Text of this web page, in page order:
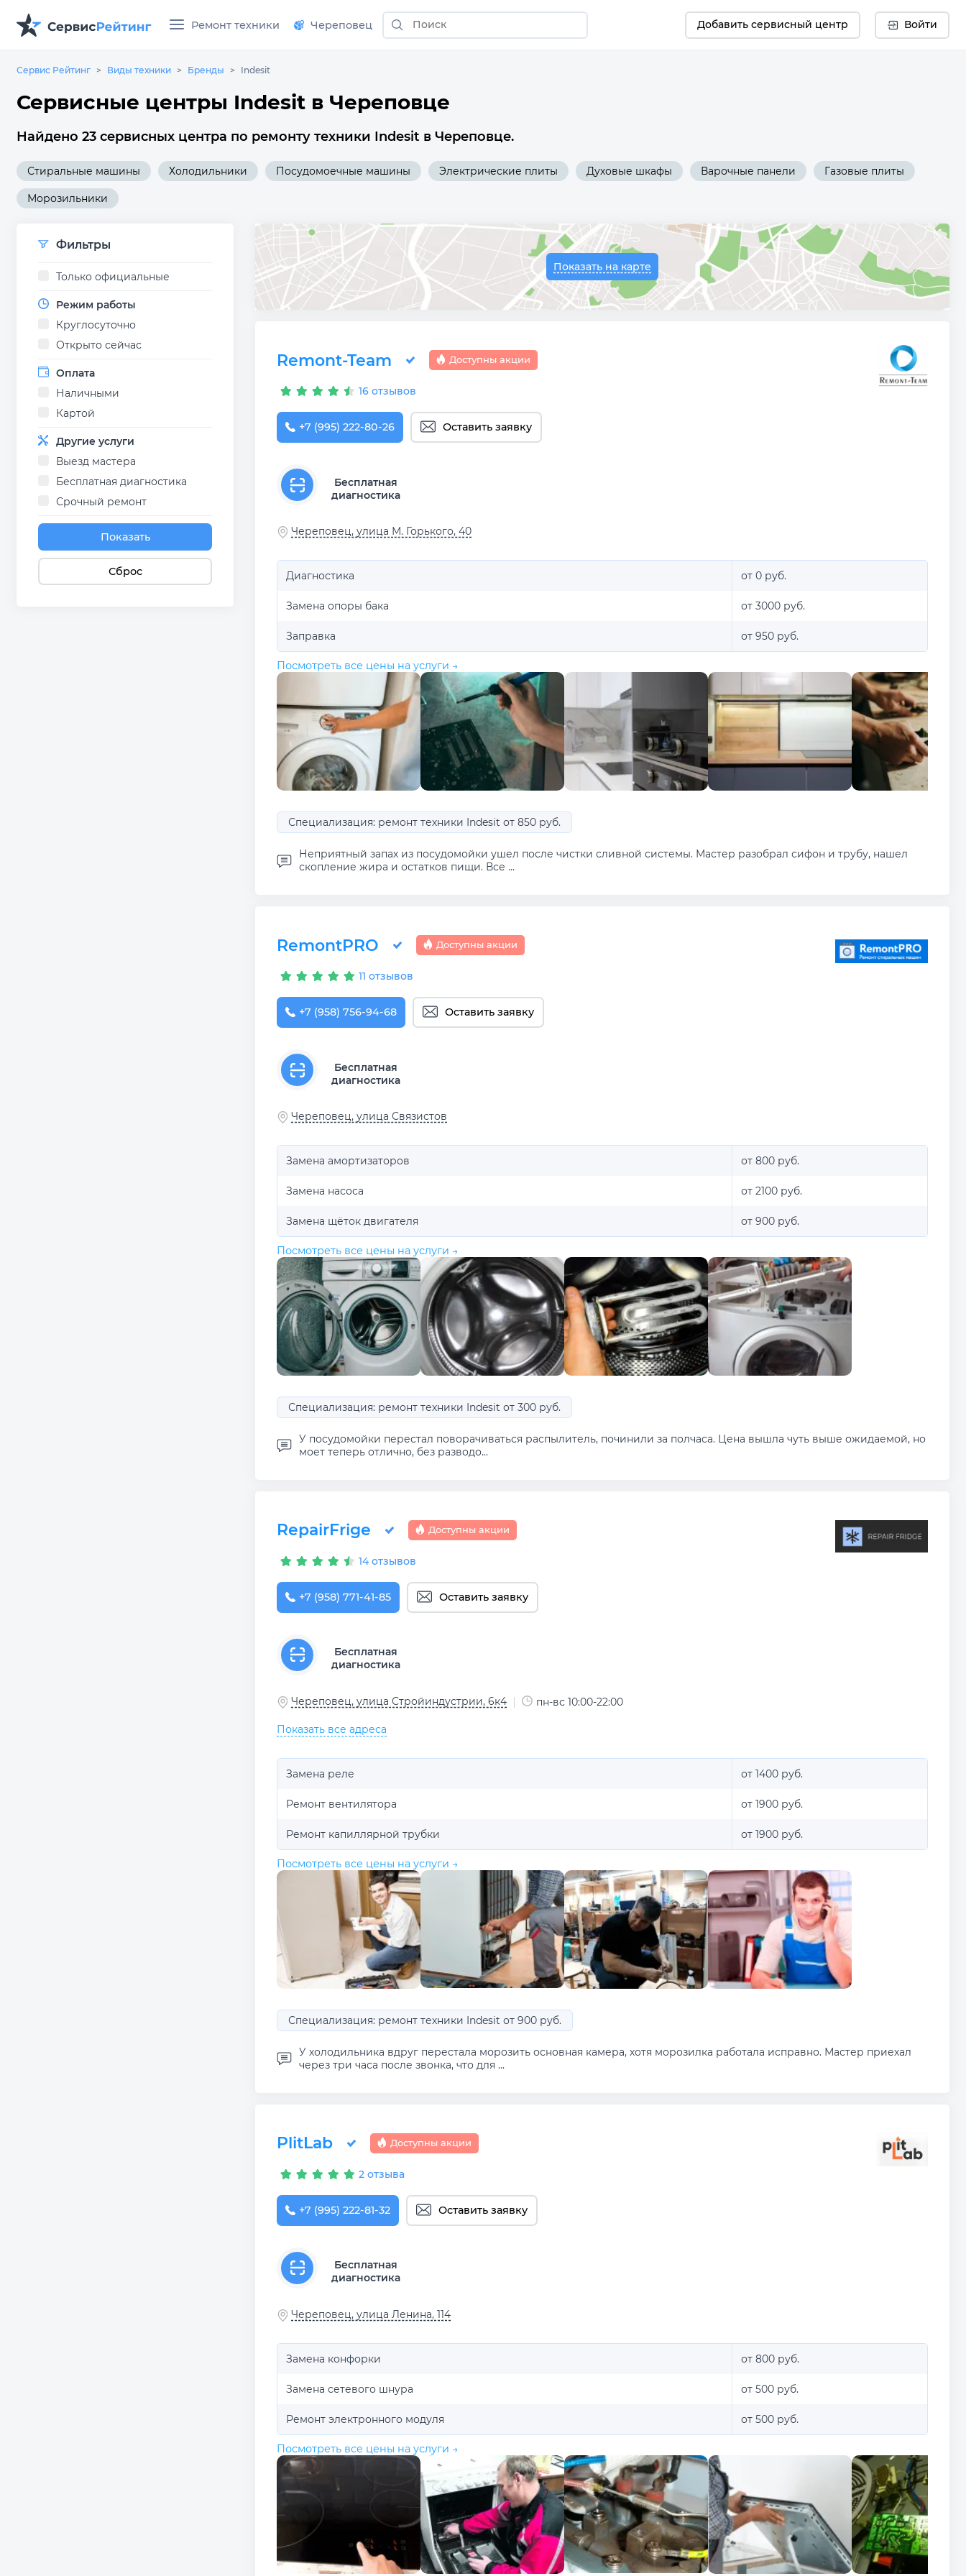
Ремонт техники Череповец Добавить сервисный центр Войти
Сервис Рейтинг Виды техники Бренды Indesit
Сервисные центры Indesit в Череповце
Найдено 23 сервисных центра по ремонту техники Indesit в Череповце.
Стиральные машины Холодильники Посудомоечные машины Электрические плиты Духовые шкафы Варочные панели Газовые плиты
Морозильники
Фильтры
Только официальные
Режим работы
Круглосуточно
Открыто сейчас
Оплата
Наличными
Картой
Другие услуги
Выезд мастера
Бесплатная диагностика
Срочный ремонт
Показать
Сброс
Показать на карте
Remont-Team Доступны акции
16 отзывов
+7 (995) 222-80-26 Оставить заявку
Бесплатная
диагностика
Череповец, улица М. Горького, 40
Диагностика от 0 руб.
Замена опоры бака от 3000 руб.
Заправка от 950 руб.
Посмотреть все цены на услуги →
Специализация: ремонт техники Indesit от 850 руб.
Неприятный запах из посудомойки ушел после чистки сливной системы. Мастер разобрал сифон и трубу, нашел
скопление жира и остатков пищи. Все ...
RemontPRO Доступны акции
11 отзывов
+7 (958) 756-94-68 Оставить заявку
Бесплатная
диагностика
Череповец, улица Связистов
Замена амортизаторов от 800 руб.
Замена насоса от 2100 руб.
Замена щёток двигателя от 900 руб.
Посмотреть все цены на услуги →
Специализация: ремонт техники Indesit от 300 руб.
У посудомойки перестал поворачиваться распылитель, починили за полчаса. Цена вышла чуть выше ожидаемой, но
моет теперь отлично, без разводо...
RepairFrige Доступны акции
14 отзывов
+7 (958) 771-41-85 Оставить заявку
Бесплатная
диагностика
Череповец, улица Стройиндустрии, 6к4 пн-вс 10:00-22:00
Показать все адреса
Замена реле от 1400 руб.
Ремонт вентилятора от 1900 руб.
Ремонт капиллярной трубки от 1900 руб.
Посмотреть все цены на услуги →
Специализация: ремонт техники Indesit от 900 руб.
У холодильника вдруг перестала морозить основная камера, хотя морозилка работала исправно. Мастер приехал
через три часа после звонка, что для ...
PlitLab Доступны акции
2 отзыва
+7 (995) 222-81-32 Оставить заявку
Бесплатная
диагностика
Череповец, улица Ленина, 114
Замена конфорки от 800 руб.
Замена сетевого шнура от 500 руб.
Ремонт электронного модуля от 500 руб.
Посмотреть все цены на услуги →